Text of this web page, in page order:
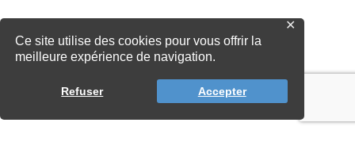
Ce site utilise des cookies pour vous offrir la
meilleure expérience de navigation.
Refuser Accepter
✕